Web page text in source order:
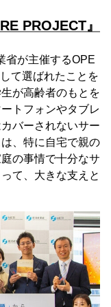
PROJECT』
省が主催するOPE
て選ばれたことを
が高齢者のもとを
トフォンやタブレ
バーされないサー
、特に自宅で親の
の事情で十分なサ
て、大きな支えと